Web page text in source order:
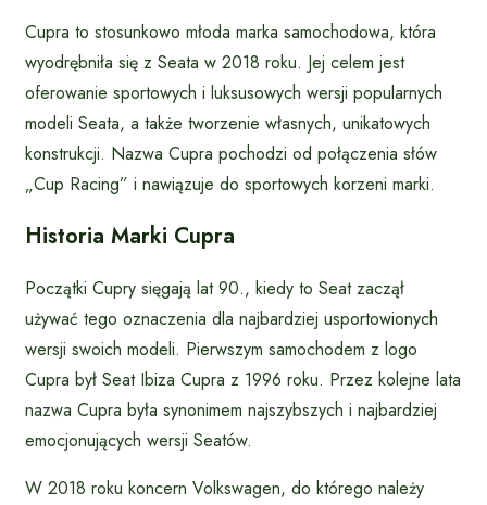
Cupra to stosunkowo młoda marka samochodowa, która
wyodrębniła się z Seata w 2018 roku. Jej celem jest
oferowanie sportowych i luksusowych wersji popularnych
modeli Seata, a także tworzenie własnych, unikatowych
konstrukcji. Nazwa Cupra pochodzi od połączenia słów
„Cup Racing” i nawiązuje do sportowych korzeni marki.
Historia Marki Cupra
Początki Cupry sięgają lat 90., kiedy to Seat zaczął
używać tego oznaczenia dla najbardziej usportowionych
wersji swoich modeli. Pierwszym samochodem z logo
Cupra był Seat Ibiza Cupra z 1996 roku. Przez kolejne lata
nazwa Cupra była synonimem najszybszych i najbardziej
emocjonujących wersji Seatów.
W 2018 roku koncern Volkswagen, do którego należy